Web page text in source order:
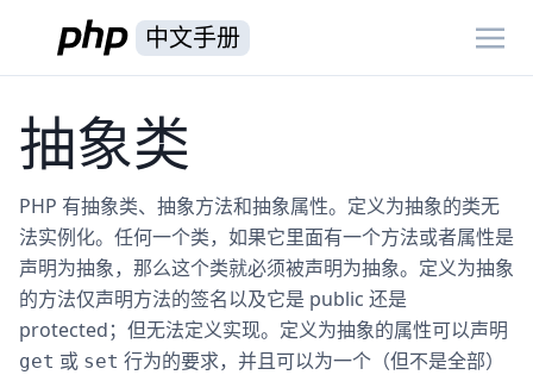
中文手册
抽象类
PHP 有抽象类、抽象方法和抽象属性。定义为抽象的类无
法实例化。任何一个类，如果它里面有一个方法或者属性是
声明为抽象，那么这个类就必须被声明为抽象。定义为抽象
的方法仅声明方法的签名以及它是 public 还是
protected；但无法定义实现。定义为抽象的属性可以声明
get 或 set 行为的要求，并且可以为一个（但不是全部）